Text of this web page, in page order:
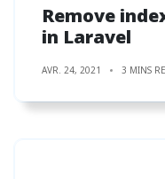
Remove
in Laravel
AVR. 24, 2021 3 MINS